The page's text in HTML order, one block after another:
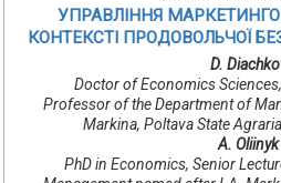
УПРАВЛІННЯ
КОНТЕКСТІ ПРОДОВОЛЬЧОЇ
D.
Doctor of Economics
Professor of the Department of
Markina, Poltava State
А. Oliinyk
PhD in Economics, Senior